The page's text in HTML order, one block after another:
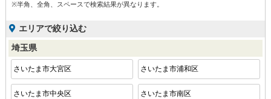
※半角、全角、スペースで検索結果が異なります。
エリアで絞り込む
埼玉県
さいたま市大宮区 さいたま市浦和区
さいたま市中央区 さいたま市南区